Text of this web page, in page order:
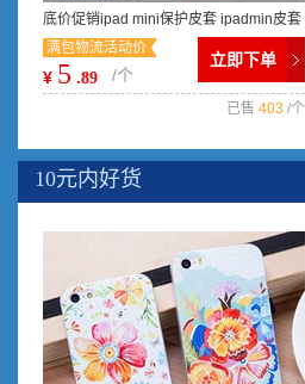
底价促销ipad mini保护皮套 ipadmin皮套
休眠皮套代包装送保护膜
满包物流活动价
¥ 5 .89 /个
立即下单
已售 403 /个
10元内好货